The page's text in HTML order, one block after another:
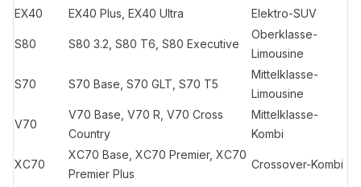
EX40
EX40 Plus, EX40 Ultra Elektro-SUV
S80 S80 3.2, S80 T6, S80 Executive
Oberklasse-
Limousine
S70 S70 Base, S70 GLT, S70 T5
Mittelklasse-
Limousine
V70
V70 Base, V70 R, V70 Cross
Country
Mittelklasse-
Kombi
XC70
XC70 Base, XC70 Premier, XC70
Premier Plus
Crossover-Kombi